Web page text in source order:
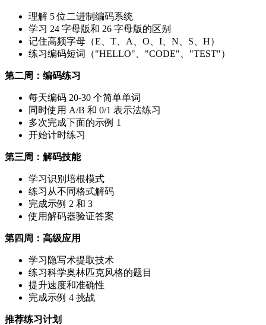
理解 5 位二进制编码系统
学习 24 字母版和 26 字母版的区别
记住高频字母（E、T、A、O、I、N、S、H）
练习编码短词（"HELLO"、"CODE"、"TEST"）
第二周：编码练习
每天编码 20-30 个简单单词
同时使用 A/B 和 0/1 表示法练习
多次完成下面的示例 1
开始计时练习
第三周：解码技能
学习识别培根模式
练习从不同格式解码
完成示例 2 和 3
使用解码器验证答案
第四周：高级应用
学习隐写术提取技术
练习科学奥林匹克风格的题目
提升速度和准确性
完成示例 4 挑战
推荐练习计划